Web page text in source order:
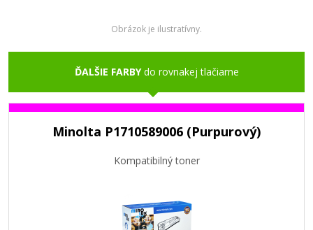
Obrázok je ilustratívny.
ĎALŠIE FARBYdo rovnakej tlačiarne
Minolta P1710589006 (Purpurový)
Kompatibilný toner